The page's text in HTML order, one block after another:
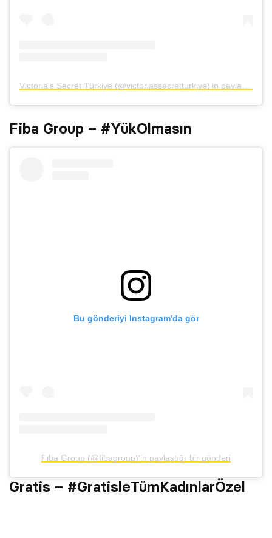
Fiba Group – #YükOlmasın
Bu gönderiyi Instagram'da gör
Fiba Group (@fibagroup)'in paylaştığı bir gönderi
Gratis – #GratisleTümKadınlarÖzel